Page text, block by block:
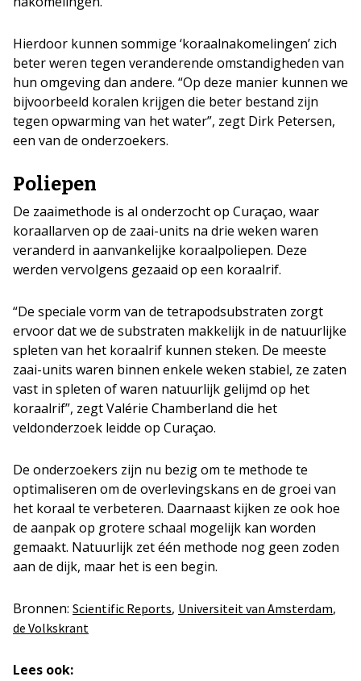
Hierdoor kunnen sommige ‘koraalnakomelingen’ zich
beter weren tegen veranderende omstandigheden van
hun omgeving dan andere. “Op deze manier kunnen we
bijvoorbeeld koralen krijgen die beter bestand zijn
tegen opwarming van het water”, zegt Dirk Petersen,
een van de onderzoekers.
Poliepen
De zaaimethode is al onderzocht op Curaçao, waar
koraallarven op de zaai-units na drie weken waren
veranderd in aanvankelijke koraalpoliepen. Deze
werden vervolgens gezaaid op een koraalrif.
“De speciale vorm van de tetrapodsubstraten zorgt
ervoor dat we de substraten makkelijk in de natuurlijke
spleten van het koraalrif kunnen steken. De meeste
zaai-units waren binnen enkele weken stabiel, ze zaten
vast in spleten of waren natuurlijk gelijmd op het
koraalrif”, zegt Valérie Chamberland die het
veldonderzoek leidde op Curaçao.
De onderzoekers zijn nu bezig om te methode te
optimaliseren om de overlevingskans en de groei van
het koraal te verbeteren. Daarnaast kijken ze ook hoe
de aanpak op grotere schaal mogelijk kan worden
gemaakt. Natuurlijk zet één methode nog geen zoden
aan de dijk, maar het is een begin.
Bronnen: Scientific Reports, Universiteit van Amsterdam,
de Volkskrant
Lees ook: